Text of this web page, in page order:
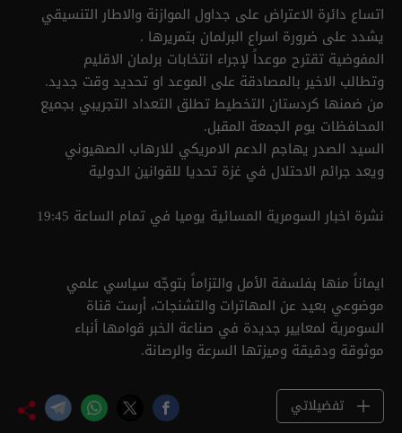
اتساع دائرة الاعتراض على جداول الموازنة والاطار التنسيقي
يشدد على ضرورة اسراع البرلمان بتمريرها .
المفوضية تقترح موعداً لإجراء انتخابات برلمان الاقليم
وتطالب الاخير بالمصادقة على الموعد او تحديد وقت جديد.
من ضمنها كردستان التخطيط تطلق التعداد التجريبي بجميع
المحافظات يوم الجمعة المقبل.
السيد الصدر يهاجم الدعم الامريكي للارهاب الصهيوني
ويعد جرائم الاحتلال في غزة تحديا للقوانين الدولية
نشرة اخبار السومرية المسائية يوميا في تمام الساعة 19:45
ايماناً منها بفلسفة الأمل والتزاماً بتوجّه سياسي علمي
موضوعي بعيد عن المهاترات والتشنجات، أرست قناة
السومرية لمعايير جديدة في صناعة الخبر قوامها أنباء
موثوقة ودقيقة وميزتها السرعة والرصانة.
تفضيلاتي